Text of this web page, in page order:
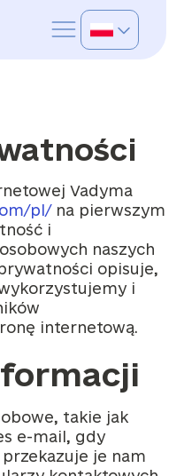
Vadyma
pl/na pierwszym
i
naszych
opisuje,
i
internetową.
takie jak
e-mail, gdy
je nam